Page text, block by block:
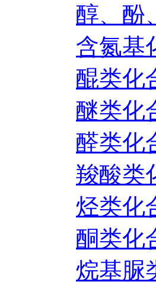
醇、酚
含氮基
醌类化
醚类化
醛类化
羧酸类
烃类化
酮类化
烷基脲